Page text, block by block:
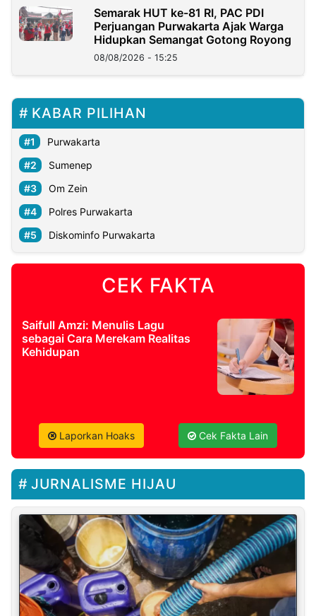
Semarak HUT ke-81 RI, PAC PDI
Perjuangan Purwakarta Ajak Warga
Hidupkan Semangat Gotong Royong
08/08/2026 - 15:25
KABAR PILIHAN
Purwakarta
Sumenep
Om Zein
Polres Purwakarta
Diskominfo Purwakarta
CEK FAKTA
Saifull Amzi: Menulis Lagu
sebagai Cara Merekam Realitas
Kehidupan
Laporkan Hoaks Cek Fakta Lain
JURNALISME HIJAU